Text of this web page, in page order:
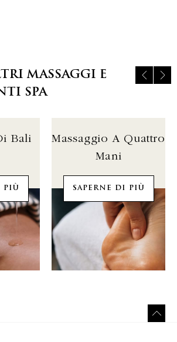
MASSAGGI E
SPA
PIÙ
Bali
SAPERNE DI PIÙ
Massaggio A Quattro
Mani